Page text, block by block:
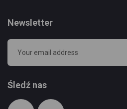
Newsletter
Śledź nas